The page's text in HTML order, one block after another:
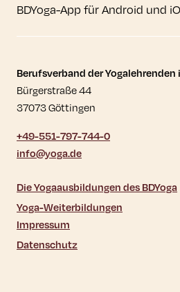
BDYoga-App für Android und
Kontaktdaten und
Berufsverband der Yogalehrenden
Bürgerstraße 44
37073 Göttingen
+49-551-797-744-0
info@yoga.de
Die Yogaausbildungen des BDYoga
Yoga-Weiterbildungen
Impressum
Datenschutz